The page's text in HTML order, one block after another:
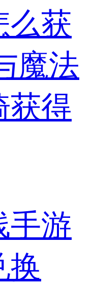
么获
魔法
获得
手游
换